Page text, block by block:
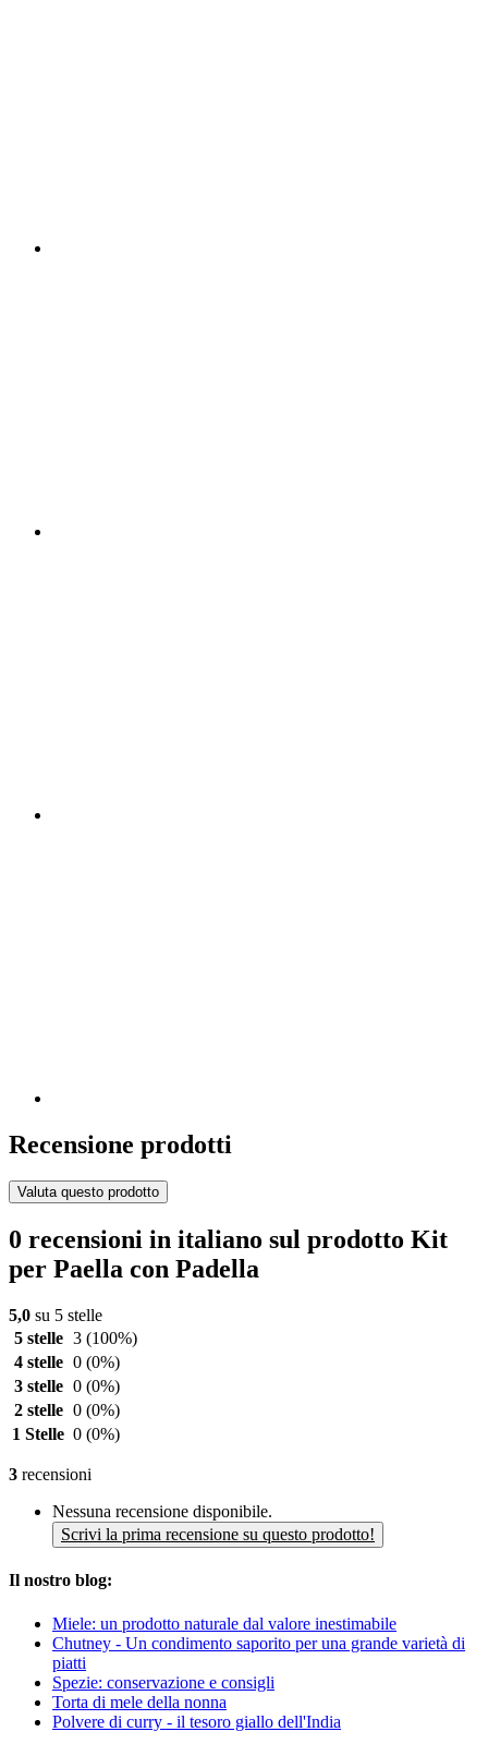
Recensione prodotti
Valuta questo prodotto
0 recensioni in italiano sul prodotto Kit
per Paella con Padella
5,0 su 5 stelle
5 stelle 3 (100%)
4 stelle 0 (0%)
3 stelle 0 (0%)
2 stelle 0 (0%)
1 Stelle 0 (0%)
3 recensioni
Nessuna recensione disponibile.
Scrivi la prima recensione su questo prodotto!
Il nostro blog:
Miele: un prodotto naturale dal valore inestimabile
Chutney - Un condimento saporito per una grande varietà di
piatti
Spezie: conservazione e consigli
Torta di mele della nonna
Polvere di curry - il tesoro giallo dell'India